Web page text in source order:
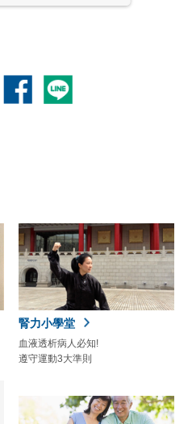
腎力小學堂
血液透析病人必知!
遵守運動3大準則